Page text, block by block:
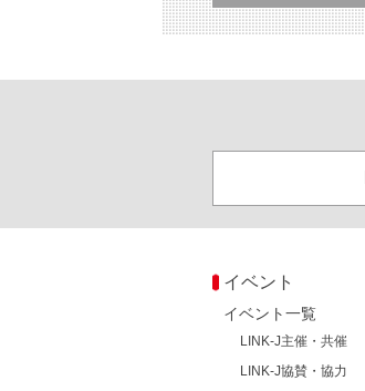
イベント
イベント一覧
LINK-J主催・共催
LINK-J協賛・協力